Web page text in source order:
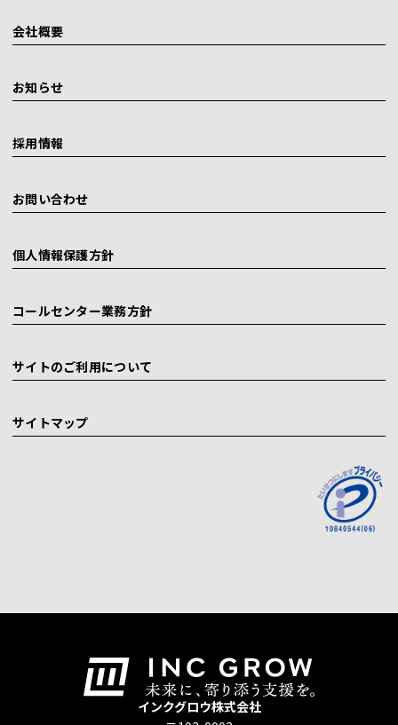
会社概要
お知らせ
採用情報
お問い合わせ
個人情報保護方針
コールセンター業務方針
サイトのご利用について
サイトマップ
インクグロウ株式会社